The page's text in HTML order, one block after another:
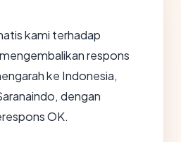
kami terhadap
mengembalikan respons
ke Indonesia,
dengan
OK.